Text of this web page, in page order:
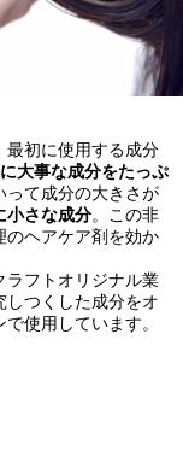
最初に使用する成分
大事な成分をたっぷ
って成分の大きさが
小さな成分。この非
のヘアケア剤を効か
ラフトオリジナル業
しつくした成分をオ
使用しています。